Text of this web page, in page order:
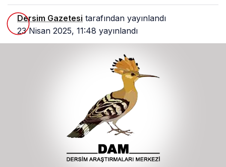
Dersim Gazetesi tarafından yayınlandı
23 Nisan 2025, 11:48 yayınlandı